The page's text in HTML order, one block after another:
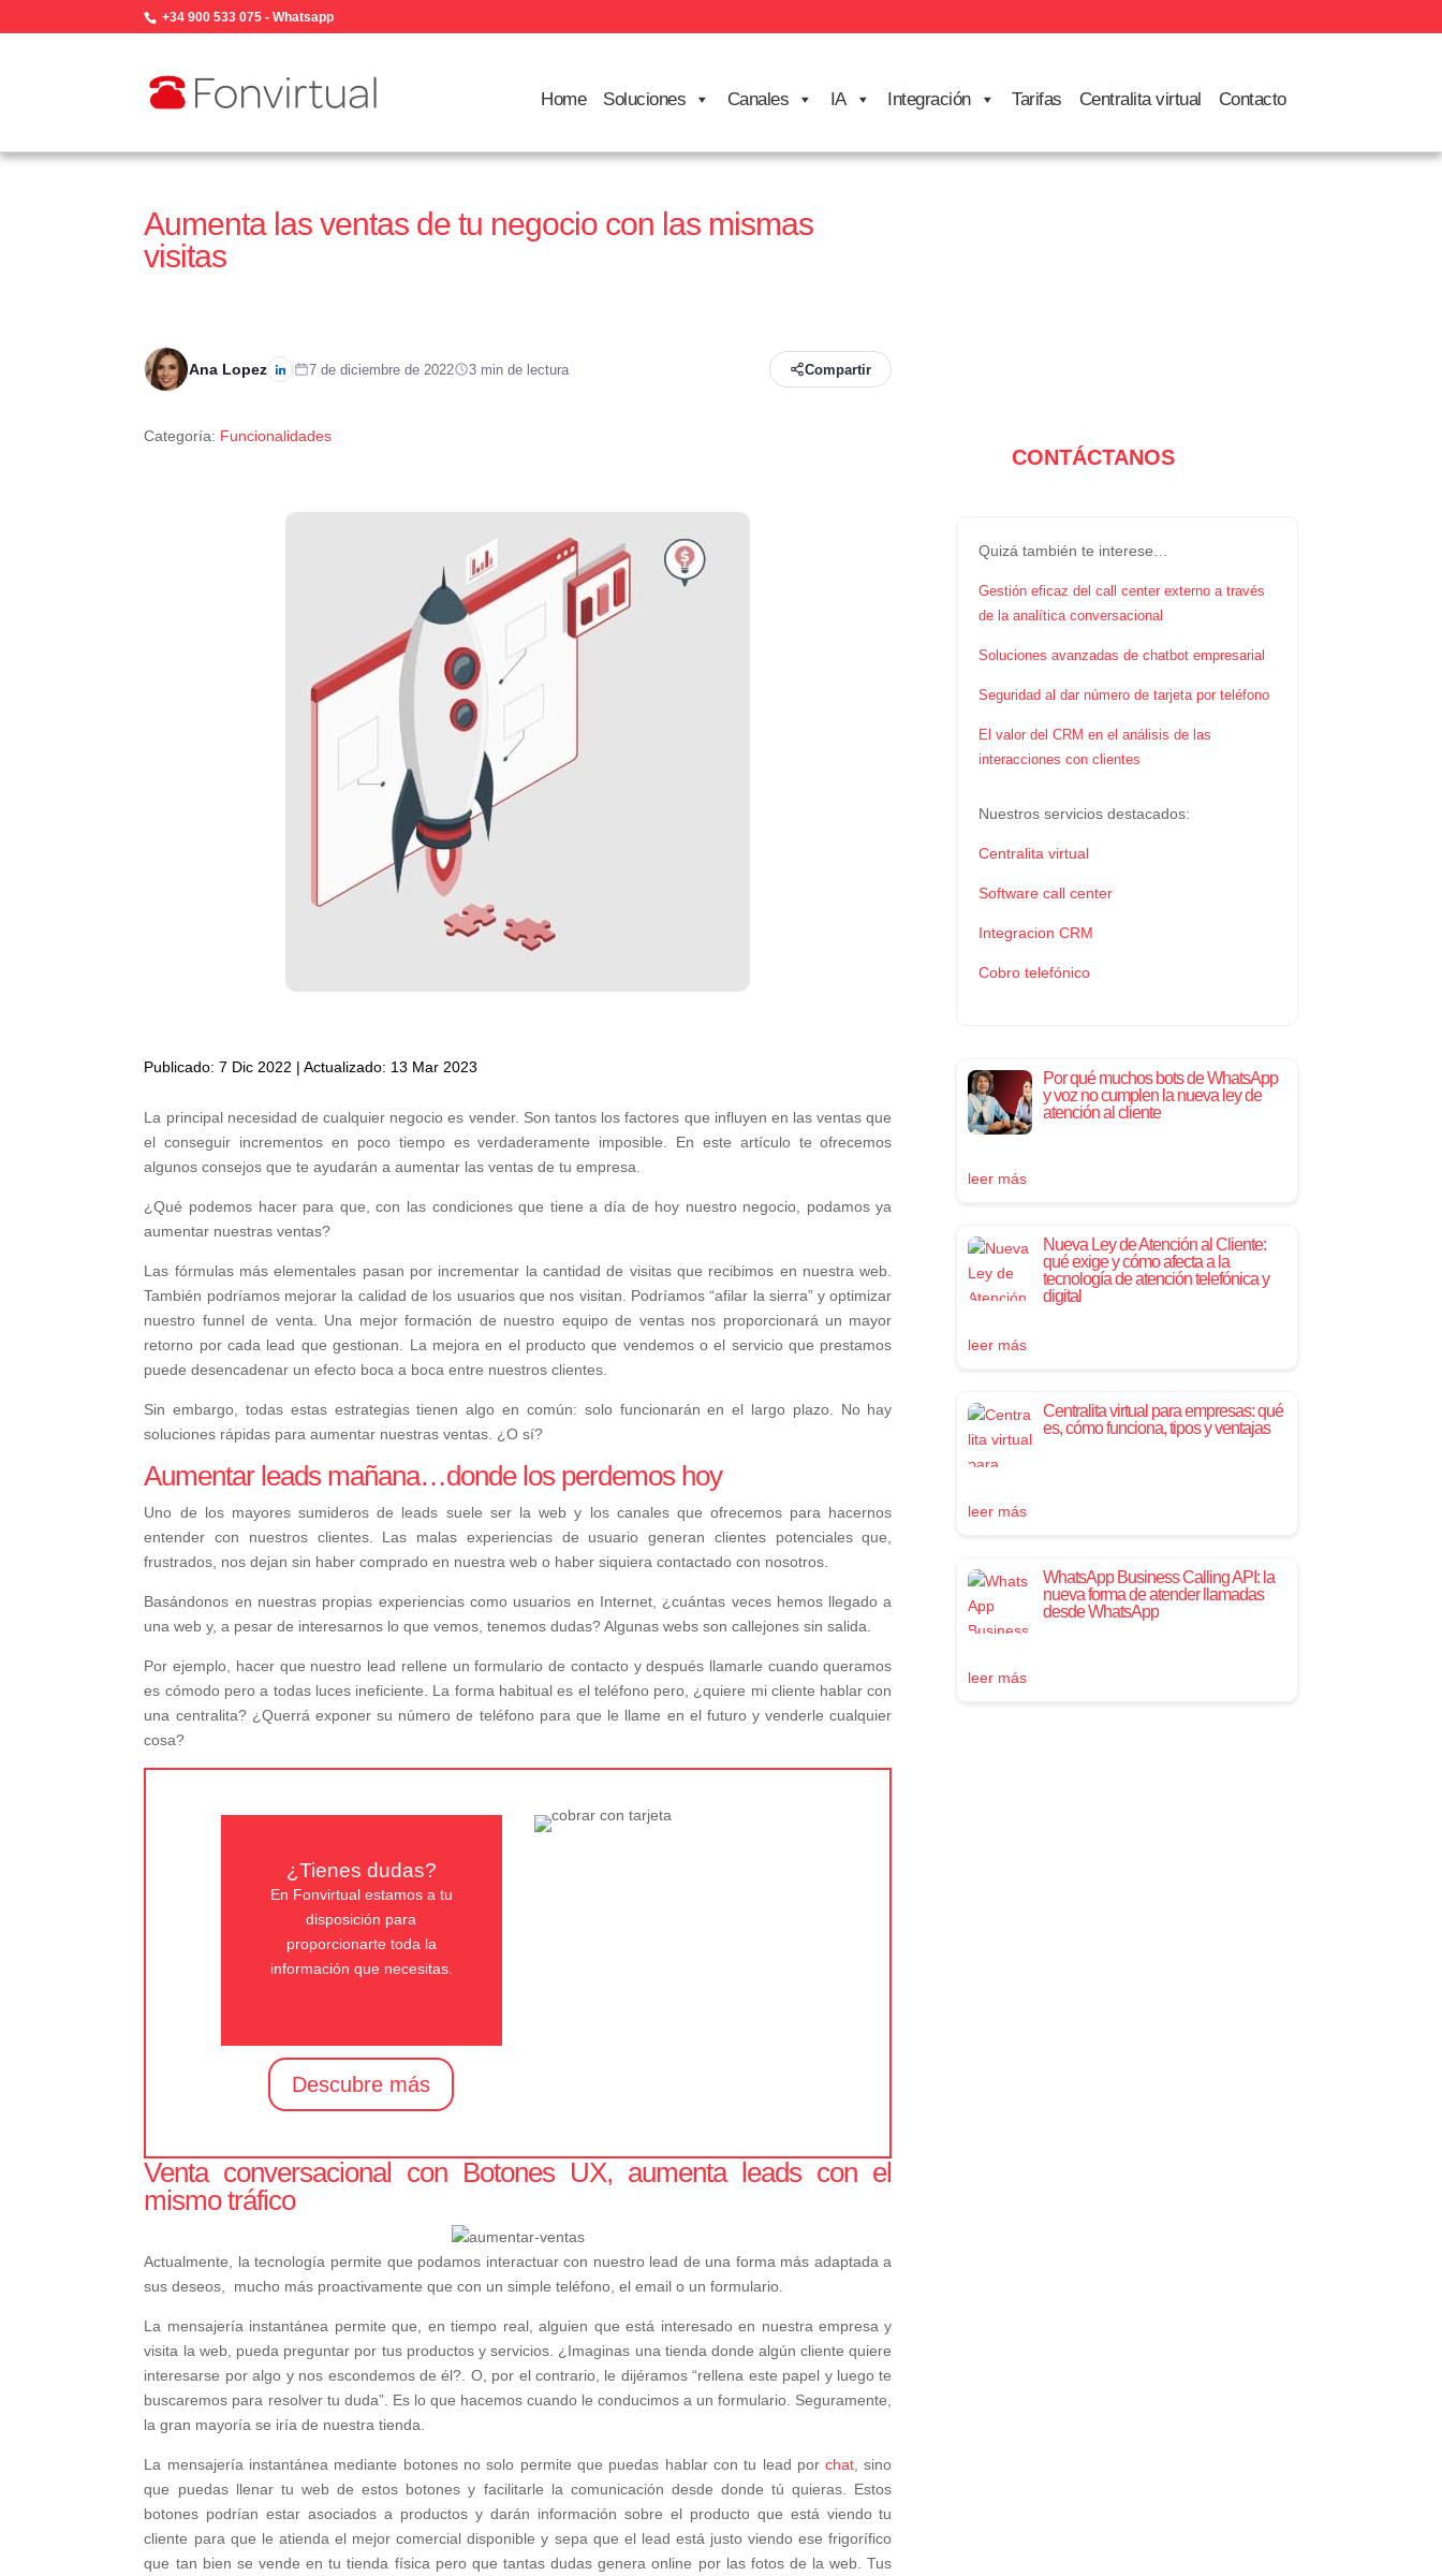
+34 900 533 075 -Whatsapp
Home Soluciones Canales IA Integración Tarifas Centralita virtual Contacto
Aumenta las ventas de tu negocio con las mismas
visitas
Ana Lopez 7 de diciembre de 2022 3 min de lectura Compartir
Categoría: Funcionalidades
Publicado: 7 Dic 2022 | Actualizado: 13 Mar 2023
La principal necesidad de cualquier negocio es vender. Son tantos los factores que influyen en las ventas que
el conseguir incrementos en poco tiempo es verdaderamente imposible. En este artículo te ofrecemos
algunos consejos que te ayudarán a aumentar las ventas de tu empresa.
¿Qué podemos hacer para que, con las condiciones que tiene a día de hoy nuestro negocio, podamos ya
aumentar nuestras ventas?
Las fórmulas más elementales pasan por incrementar la cantidad de visitas que recibimos en nuestra web.
También podríamos mejorar la calidad de los usuarios que nos visitan. Podríamos “afilar la sierra” y optimizar
nuestro funnel de venta. Una mejor formación de nuestro equipo de ventas nos proporcionará un mayor
retorno por cada lead que gestionan. La mejora en el producto que vendemos o el servicio que prestamos
puede desencadenar un efecto boca a boca entre nuestros clientes.
Sin embargo, todas estas estrategias tienen algo en común: solo funcionarán en el largo plazo. No hay
soluciones rápidas para aumentar nuestras ventas. ¿O sí?
Aumentar leads mañana…donde los perdemos hoy
Uno de los mayores sumideros de leads suele ser la web y los canales que ofrecemos para hacernos
entender con nuestros clientes. Las malas experiencias de usuario generan clientes potenciales que,
frustrados, nos dejan sin haber comprado en nuestra web o haber siquiera contactado con nosotros.
Basándonos en nuestras propias experiencias como usuarios en Internet, ¿cuántas veces hemos llegado a
una web y, a pesar de interesarnos lo que vemos, tenemos dudas? Algunas webs son callejones sin salida.
Por ejemplo, hacer que nuestro lead rellene un formulario de contacto y después llamarle cuando queramos
es cómodo pero a todas luces ineficiente. La forma habitual es el teléfono pero, ¿quiere mi cliente hablar con
una centralita? ¿Querrá exponer su número de teléfono para que le llame en el futuro y venderle cualquier
cosa?
¿Tienes dudas?
En Fonvirtual estamos a tu
disposición para
proporcionarte toda la
información que necesitas.
Descubre más
Venta conversacional con Botones UX, aumenta leads con el
mismo tráfico
Actualmente, la tecnología permite que podamos interactuar con nuestro lead de una forma más adaptada a
sus deseos, mucho más proactivamente que con un simple teléfono, el email o un formulario.
La mensajería instantánea permite que, en tiempo real, alguien que está interesado en nuestra empresa y
visita la web, pueda preguntar por tus productos y servicios. ¿Imaginas una tienda donde algún cliente quiere
interesarse por algo y nos escondemos de él?. O, por el contrario, le dijéramos “rellena este papel y luego te
buscaremos para resolver tu duda”. Es lo que hacemos cuando le conducimos a un formulario. Seguramente,
la gran mayoría se iría de nuestra tienda.
La mensajería instantánea mediante botones no solo permite que puedas hablar con tu lead porchat , sino
que puedas llenar tu web de estos botones y facilitarle la comunicación desde donde tú quieras. Estos
botones podrían estar asociados a productos y darán información sobre el producto que está viendo tu
cliente para que le atienda el mejor comercial disponible y sepa que el lead está justo viendo ese frigorífico
que tan bien se vende en tu tienda física pero que tantas dudas genera online por las fotos de la web. Tus
CONTÁCTANOS
Quizá también te interese…
Gestión eficaz del call center externo a través
de la analítica conversacional
Soluciones avanzadas de chatbot empresarial
Seguridad al dar número de tarjeta por teléfono
El valor del CRM en el análisis de las
interacciones con clientes
Nuestros servicios destacados:
Centralita virtual
Software call center
Integracion CRM
Cobro telefónico
Por qué muchos bots de WhatsApp
y voz no cumplen la nueva ley de
atención al cliente
leer más
Nueva Ley de Atención al Cliente:
qué exige y cómo afecta a la
tecnología de atención telefónica y
digital
leer más
Centralita virtual para empresas: qué
es, cómo funciona, tipos y ventajas
leer más
WhatsApp Business Calling API: la
nueva forma de atender llamadas
desde WhatsApp
leer más